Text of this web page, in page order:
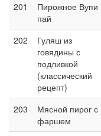
201
Пирожное Вупи
пай
202
Гуляш из
говядины с
подливкой
(классический
рецепт)
203
Мясной пирог с
фаршем